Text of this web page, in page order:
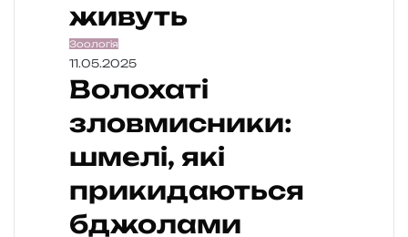
живуть
Зоологія
11.05.2025
Волохаті
зловмисники:
шмелі, які
прикидаються
бджолами